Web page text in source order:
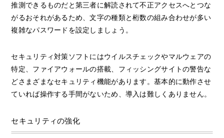
推測できるものだと第三者に解読されて不正アクセスへとつな
がるおそれがあるため、文字の種類と桁数の組み合わせが多い
複雑なパスワードを設定しましょう。
セキュリティ対策ソフトにはウイルスチェックやマルウェアの
特定、ファイアウォールの搭載、フィッシングサイトの警告な
どさまざまなセキュリティ機能があります。基本的に動作させ
ていれば操作する手間がないため、導入は難しくありません。
セキュリティの強化